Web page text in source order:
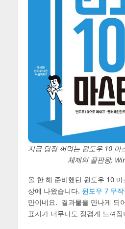
지금 당장 써먹는 윈도우 10 마
체제의 끝판왕,
올 한 해 준비했던 윈도우 10
상에 나왔습니다. 윈도우 7 무
만이네요. 결과물을 만나게 되
표지가 너무나도 정겹게 느껴집